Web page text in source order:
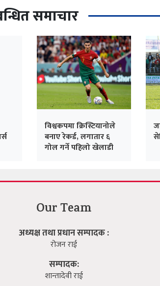
समाचार
विश्वकपमा क्रिस्टियानोले
बनाए रेकर्ड, लगातार ६
गोल गर्ने पहिलो खेलाडी
Our Team
अध्यक्ष तथा प्रधान सम्पादक :
रोजन राई
सम्पादक:
शान्तादेवी राई